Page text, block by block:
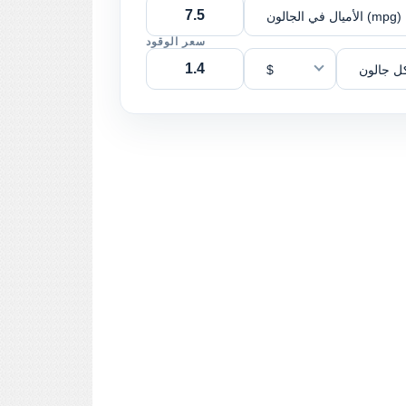
الأميال في الجالون (mpg)
سعر الوقود
$ جالون